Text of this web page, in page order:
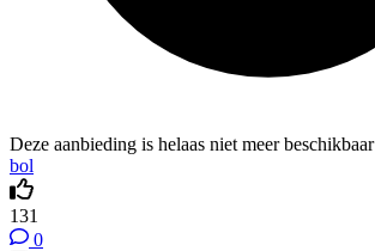
Deze aanbieding is helaas niet meer beschikbaar
bol
131
0